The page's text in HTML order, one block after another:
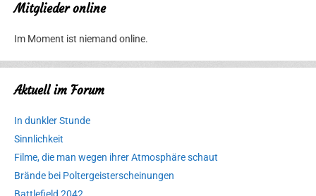
Mitglieder online
Im Moment ist niemand online.
Aktuell im Forum
In dunkler Stunde
Sinnlichkeit
Filme, die man wegen ihrer Atmosphäre schaut
Brände bei Poltergeisterscheinungen